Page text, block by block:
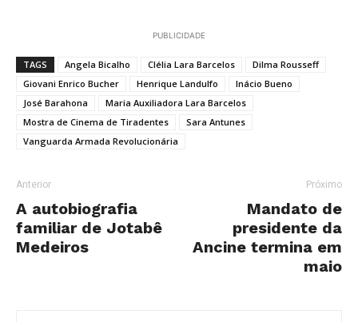
PUBLICIDADE
TAGS Angela Bicalho Clélia Lara Barcelos
Dilma Rousseff
Giovani Enrico Bucher
Henrique Landulfo
Inácio Bueno
José Barahona
Maria Auxiliadora Lara Barcelos
Mostra de Cinema de Tiradentes
Sara Antunes
Vanguarda Armada Revolucionária
Anterior
A autobiografia
familiar de Jotabê
Medeiros
Próximo
Mandato de
presidente da
Ancine termina em
maio